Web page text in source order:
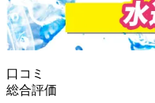
口コミ
総合評価